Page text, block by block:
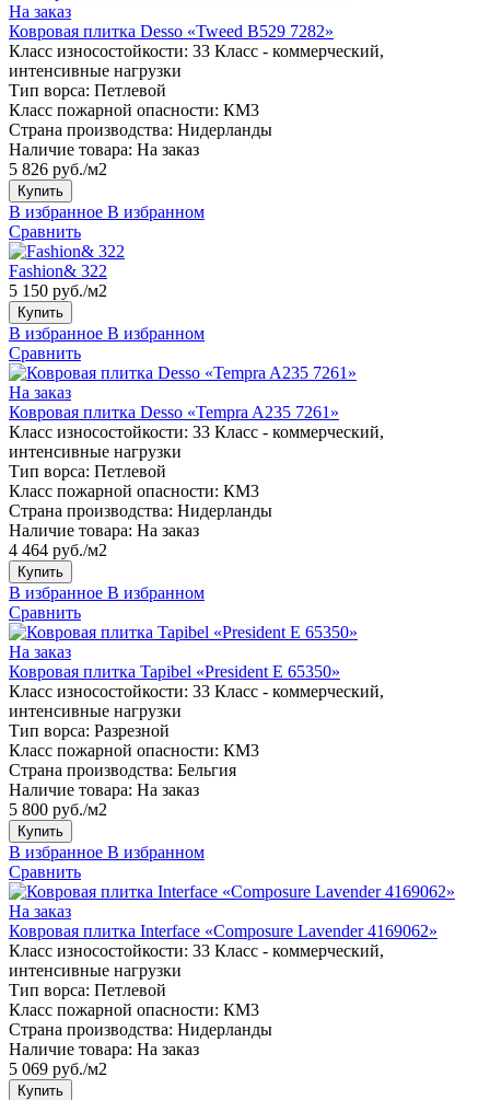
На заказ
Ковровая плитка Desso «Tweed B529 7282»
Класс износостойкости: 33 Класс - коммерческий,
интенсивные нагрузки
Тип ворса: Петлевой
Класс пожарной опасности: КМ3
Страна производства: Нидерланды
Наличие товара: На заказ
5 826 руб./м2
Купить
В избранное В избранном
Сравнить
Fashion& 322
5 150 руб./м2
Купить
В избранное В избранном
Сравнить
На заказ
Ковровая плитка Desso «Tempra A235 7261»
Класс износостойкости: 33 Класс - коммерческий,
интенсивные нагрузки
Тип ворса: Петлевой
Класс пожарной опасности: КМ3
Страна производства: Нидерланды
Наличие товара: На заказ
4 464 руб./м2
Купить
В избранное В избранном
Сравнить
На заказ
Ковровая плитка Tapibel «President E 65350»
Класс износостойкости: 33 Класс - коммерческий,
интенсивные нагрузки
Тип ворса: Разрезной
Класс пожарной опасности: КМ3
Страна производства: Бельгия
Наличие товара: На заказ
5 800 руб./м2
Купить
В избранное В избранном
Сравнить
На заказ
Ковровая плитка Interface «Composure Lavender 4169062»
Класс износостойкости: 33 Класс - коммерческий,
интенсивные нагрузки
Тип ворса: Петлевой
Класс пожарной опасности: КМ3
Страна производства: Нидерланды
Наличие товара: На заказ
5 069 руб./м2
Купить